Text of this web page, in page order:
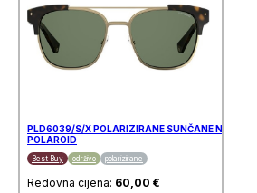
PLD6039/S/X POLARIZIRANE SUNČANE NAOČALE
POLAROID
Best Buy održivo polarizirane
Redovna cijena: 60,00 €